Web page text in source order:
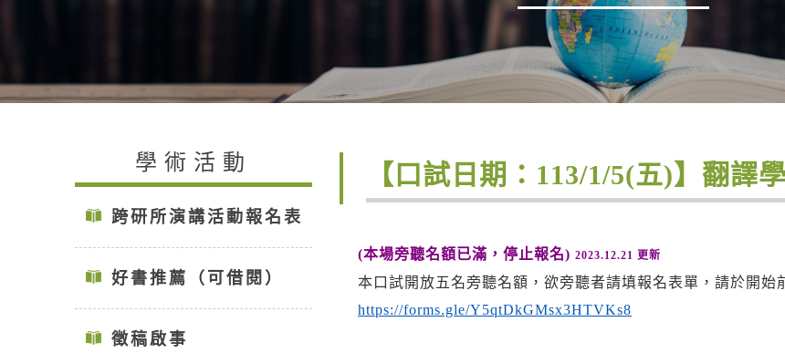
學術活動
跨研所演講活動報名表
好書推薦（可借閱）
徵稿啟事
【口試日期：113/1/5(五)】翻譯
(本場旁聽名額已滿，停止報名) 2023.12.21 更新
本口試開放五名旁聽名額，欲旁聽者請填報名表單，請於開始
https://forms.gle/Y5qtDkGMsx3HTVKs8